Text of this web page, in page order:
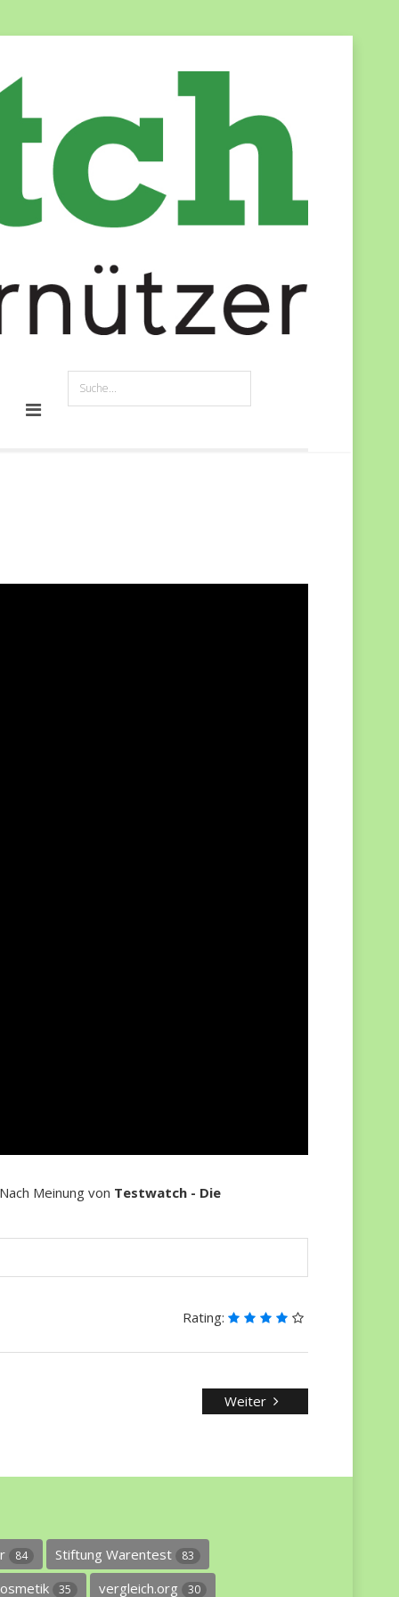
Meinung von Testwatch - Die
Rating:
Weiter
84 Stiftung Warentest 83
35 vergleich.org 30